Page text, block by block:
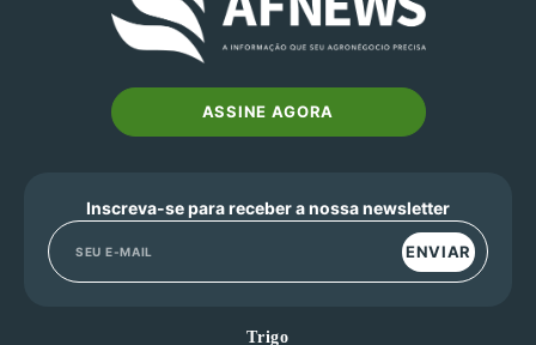
ASSINE AGORA
Inscreva-se para receber a nossa newsletter
ENVIAR
Trigo